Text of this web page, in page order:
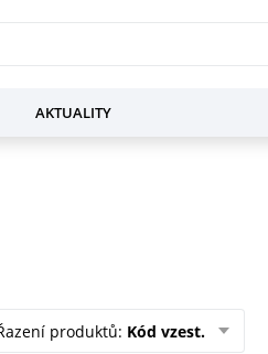
AKTUALITY
produktů: Kód vzest.